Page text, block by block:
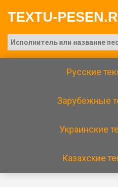
TEXTU-
Русские
Зарубежные
Украинские
Казахские